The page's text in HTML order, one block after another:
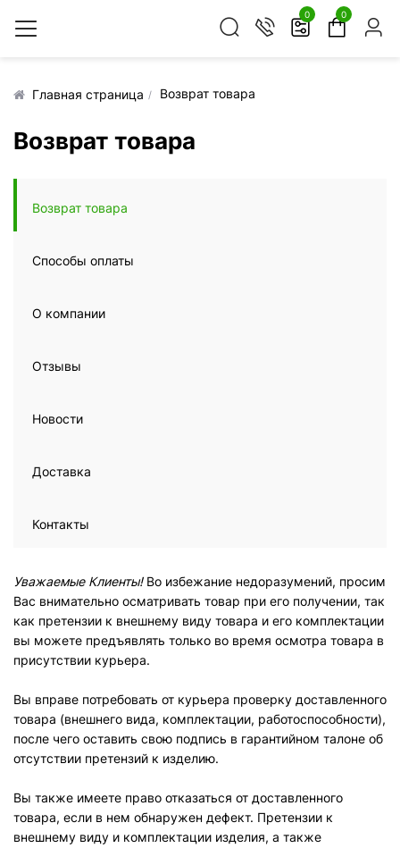
0 0
Главная страница Возврат товара
Возврат товара
Возврат товара
Способы оплаты
О компании
Отзывы
Новости
Доставка
Контакты
Уважаемые Клиенты!Во избежание недоразумений, просим
Вас внимательно осматривать товар при его получении, так
как претензии к внешнему виду товара и его комплектации
вы можете предъявлять только во время осмотра товара в
присутствии курьера.
Вы вправе потребовать от курьера проверку доставленного
товара (внешнего вида, комплектации, работоспособности),
после чего оставить свою подпись в гарантийном талоне об
отсутствии претензий к изделию.
Вы также имеете право отказаться от доставленного
товара, если в нем обнаружен дефект. Претензии к
внешнему виду и комплектации изделия, а также